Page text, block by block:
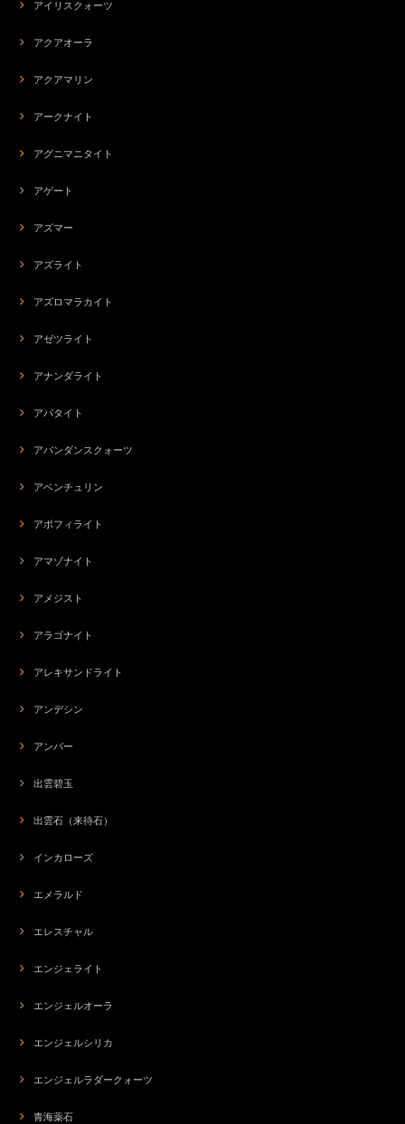
アイリスクォーツ
アクアオーラ
アクアマリン
アークナイト
アグニマニタイト
アゲート
アズマー
アズライト
アズロマラカイト
アゼツライト
アナンダライト
アパタイト
アバンダンスクォーツ
アベンチュリン
アポフィライト
アマゾナイト
アメジスト
アラゴナイト
アレキサンドライト
アンデシン
アンバー
出雲碧玉
出雲石（来待石）
インカローズ
エメラルド
エレスチャル
エンジェライト
エンジェルオーラ
エンジェルシリカ
エンジェルラダークォーツ
青海薬石